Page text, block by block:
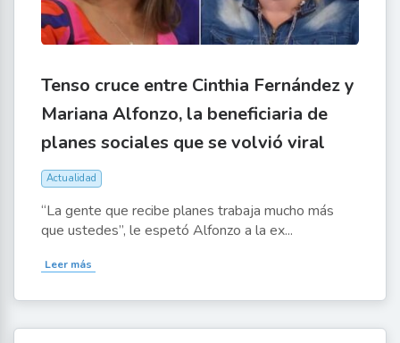
Tenso cruce entre Cinthia Fernández y
Mariana Alfonzo, la beneficiaria de
planes sociales que se volvió viral
Actualidad
“La gente que recibe planes trabaja mucho más
que ustedes”, le espetó Alfonzo a la ex...
Leer más